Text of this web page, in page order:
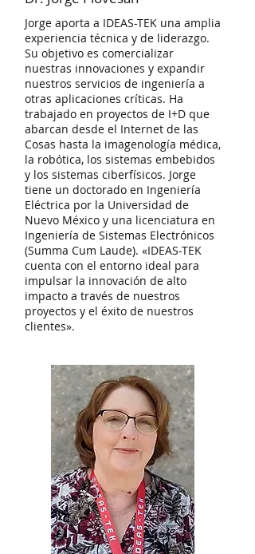
Jorge aporta a IDEAS-TEK una amplia
experiencia técnica y de liderazgo.
Su objetivo es comercializar
nuestras innovaciones y expandir
nuestros servicios de ingeniería a
otras aplicaciones críticas. Ha
trabajado en proyectos de I+D que
abarcan desde el Internet de las
Cosas hasta la imagenología médica,
la robótica, los sistemas embebidos
y los sistemas ciberfísicos. Jorge
tiene un doctorado en Ingeniería
Eléctrica por la Universidad de
Nuevo México y una licenciatura en
Ingeniería de Sistemas Electrónicos
(Summa Cum Laude). «IDEAS-TEK
cuenta con el entorno ideal para
impulsar la innovación de alto
impacto a través de nuestros
proyectos y el éxito de nuestros
clientes».